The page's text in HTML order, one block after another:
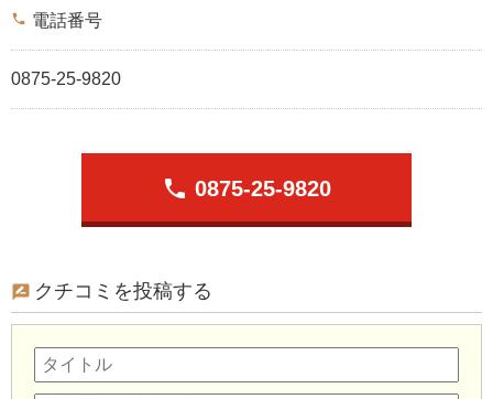
phone 電話番号
0875-25-9820
phone 0875-25-9820
クチコミを投稿する